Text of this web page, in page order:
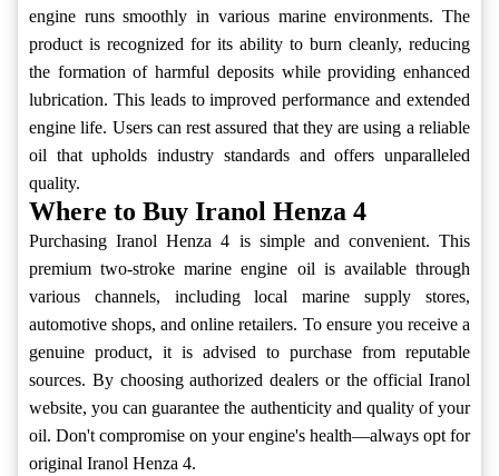
engine runs smoothly in various marine environments. The
product is recognized for its ability to burn cleanly, reducing
the formation of harmful deposits while providing enhanced
lubrication. This leads to improved performance and extended
engine life. Users can rest assured that they are using a reliable
oil that upholds industry standards and offers unparalleled
quality.
Where to Buy Iranol Henza 4
Purchasing Iranol Henza 4 is simple and convenient. This
premium two-stroke marine engine oil is available through
various channels, including local marine supply stores,
automotive shops, and online retailers. To ensure you receive a
genuine product, it is advised to purchase from reputable
sources. By choosing authorized dealers or the official Iranol
website, you can guarantee the authenticity and quality of your
oil. Don't compromise on your engine's health—always opt for
original Iranol Henza 4.